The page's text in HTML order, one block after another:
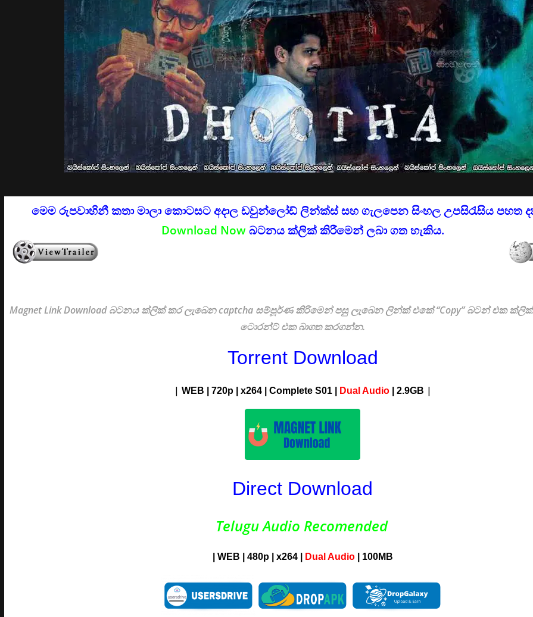
මෙම රුපවාහිනී කතා මාලා කොටසට අදාල ඩවුන්ලෝඩ් ලින්ක්ස්සහ ගැලපෙන සිංහල උපසිරැසිය පහත
Download Nowබටනය ක්ලික් කිරීමෙන් ලබා ගත හැකිය.
Magnet Link Download බටනය ක්ලික් කර ලැබෙන captcha සම්පූර්ණ කිරිමෙන් පසු ලැබෙන ලින්ක් එකේ “Copy” බටන් එක
ටොරන්ට් එක බාගත කරගන්න.
Torrent Download
| WEB | 720p | x264 | Complete S01 | Dual Audio| 2.9GB |
Direct Download
Telugu Audio Recomended
| WEB | 480p | x264 | Dual Audio| 100MB